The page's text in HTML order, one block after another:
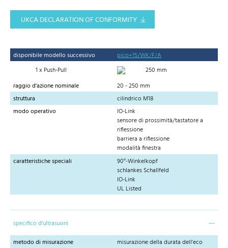
UKCA DECLARATION OF CONFORMITY
disponibile modello successivo
pico+15/WK/F/A
1 x Push-Pull
250 mm
raggio d'azione nominale
20 - 250 mm
struttura
cilindrico M18
modo operativo
IO-Link
sensore di prossimità/tastatore a
riflessione
barriera a riflessione
modalità finestra
caratteristiche speciali
90°-Winkelkopf
schlankes Schallfeld
IO-Link
UL Listed
specifico d'ultrasuoni
metodo di misurazione
misurazione della durata dell'eco